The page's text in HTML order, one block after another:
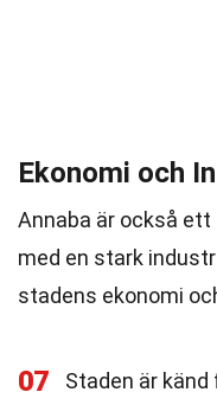
Ekonomi och
Annaba är också
med en stark
stadens ekonomi
07
Staden är